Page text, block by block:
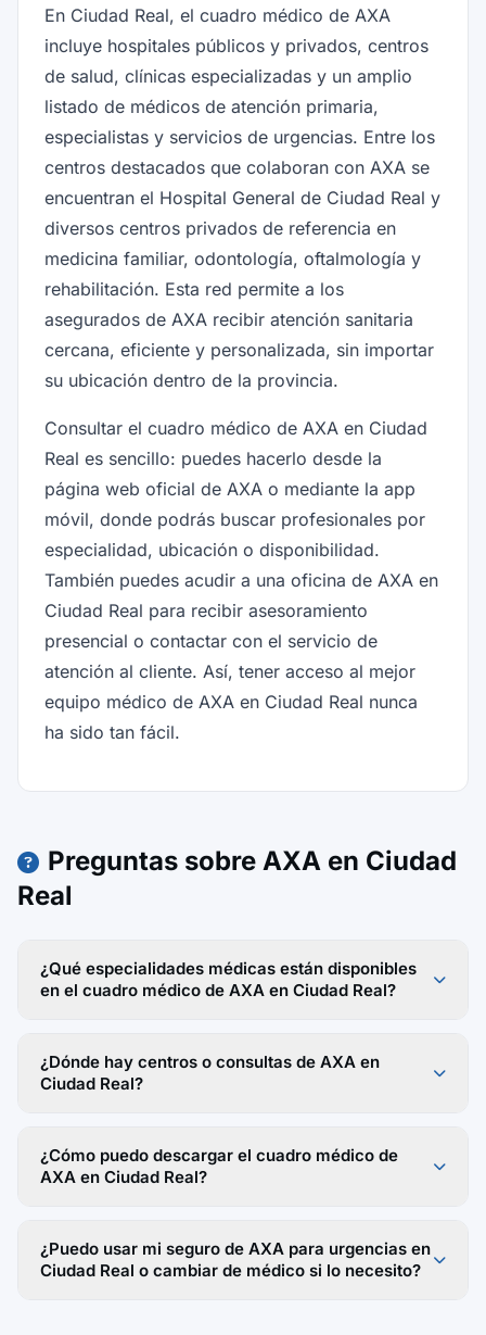
En Ciudad Real, el cuadro médico de AXA
incluye hospitales públicos y privados, centros
de salud, clínicas especializadas y un amplio
listado de médicos de atención primaria,
especialistas y servicios de urgencias. Entre los
centros destacados que colaboran con AXA se
encuentran el Hospital General de Ciudad Real y
diversos centros privados de referencia en
medicina familiar, odontología, oftalmología y
rehabilitación. Esta red permite a los
asegurados de AXA recibir atención sanitaria
cercana, eficiente y personalizada, sin importar
su ubicación dentro de la provincia.
Consultar el cuadro médico de AXA en Ciudad
Real es sencillo: puedes hacerlo desde la
página web oficial de AXA o mediante la app
móvil, donde podrás buscar profesionales por
especialidad, ubicación o disponibilidad.
También puedes acudir a una oficina de AXA en
Ciudad Real para recibir asesoramiento
presencial o contactar con el servicio de
atención al cliente. Así, tener acceso al mejor
equipo médico de AXA en Ciudad Real nunca
ha sido tan fácil.
Preguntas sobre AXA en Ciudad
Real
¿Qué especialidades médicas están disponibles
en el cuadro médico de AXA en Ciudad Real?
¿Dónde hay centros o consultas de AXA en
Ciudad Real?
¿Cómo puedo descargar el cuadro médico de
AXA en Ciudad Real?
¿Puedo usar mi seguro de AXA para urgencias en
Ciudad Real o cambiar de médico si lo necesito?